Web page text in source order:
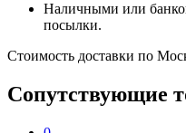
Наличными или
посылки.
Стоимость доставки по
Сопутствующие